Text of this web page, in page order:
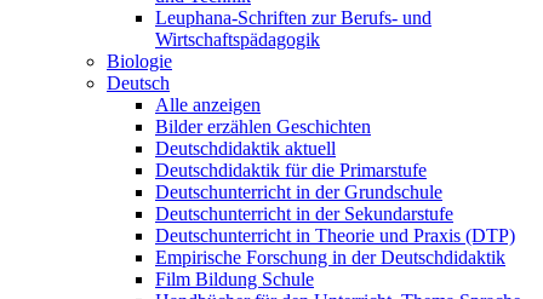
Leuphana-Schriften zur Berufs- und
Wirtschaftspädagogik
Biologie
Deutsch
Alle anzeigen
Bilder erzählen Geschichten
Deutschdidaktik aktuell
Deutschdidaktik für die Primarstufe
Deutschunterricht in der Grundschule
Deutschunterricht in der Sekundarstufe
Deutschunterricht in Theorie und Praxis (DTP)
Empirische Forschung in der Deutschdidaktik
Film Bildung Schule